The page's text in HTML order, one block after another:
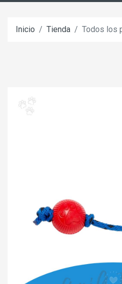
Inicio Tienda Todos los